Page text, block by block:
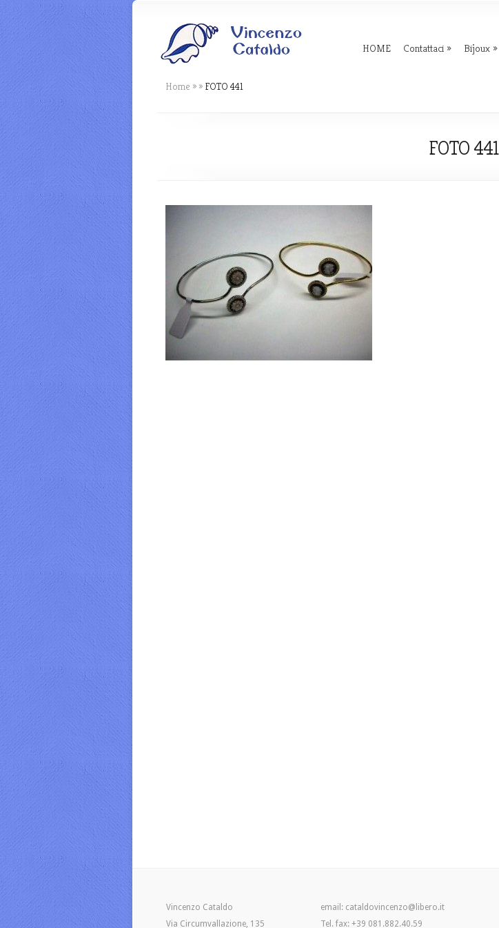
HOME Contattaci Bijoux
Home » » FOTO 441
FOTO 441
Vincenzo Cataldo
Via Circumvallazione, 135
email: cataldovincenzo@libero.it
Tel. fax: +39 081.882.40.59